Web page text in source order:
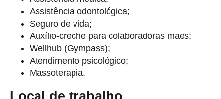
Assistência odontológica;
Seguro de vida;
Auxílio-creche para colaboradoras mães;
Wellhub (Gympass);
Atendimento psicológico;
Massoterapia.